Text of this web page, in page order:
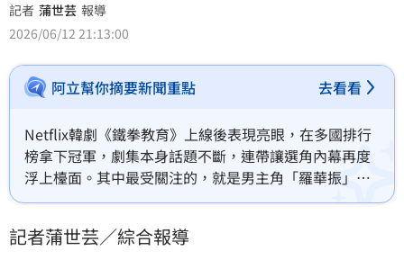
記者 蒲世芸 報導
2026/06/12 21:13:00
阿立幫你摘要新聞重點 去看看
Netflix韓劇《鐵拳教育》上線後表現亮眼，在多國排行
榜拿下冠軍，劇集本身話題不斷，連帶讓選角內幕再度
浮上檯面。其中最受關注的，就是男主角「羅華振」一
角，原本第一人選其實並非金武烈，而是金南佶，不過
記者蒲世芸／綜合報導